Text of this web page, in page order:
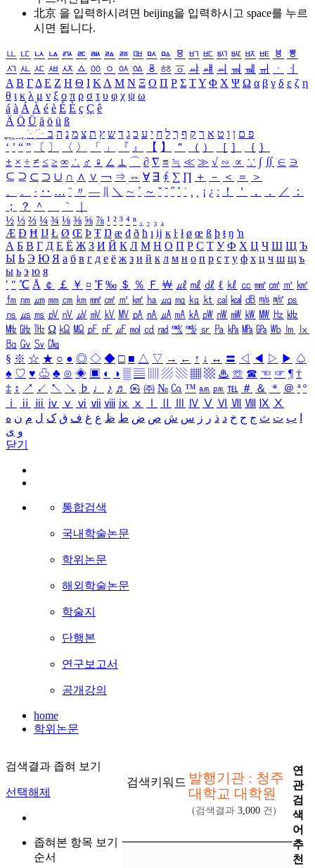
北京 을 입력하시려면 beijing을 입력하시고 space를 누르
시면 됩니다.
ㅥ ㅦ ㅧ ㅨ ㅩ ㅪ ㅫ ㅬ ㅭ ㅮ ㅯ ㅰ ㅱ ㅲ ㅳ ㅴ ㅵ ㅶ ㅷ ㅸ
ㅹ
ㅺ ㅻ ㅼ ㅽ ㅾ ㅿ ㆀ ㆁ ㆂ ㆃ ㆄ ㆅ ㆆ ㆇ ㆈ ㆉ ㆊ ㆋ ㆌ ㆍ
ㆎ
Α Β ΓΔ Ε Ζ Η Θ Ι ΚΛ Μ Ν Ξ Ο Π Ρ Σ ΤΥ Φ Χ Ψ Ω α β γ δ ε ζ η
θ ι κ λ μ ν ξ ο π ρ σ τ υ φ χ ψ ω
á à Á À é è É È ç Ç ê
Ä Ö Ü ä ö ü ß
ִֶֹ ֻּ ׁׂ פ ם ן ו ט א ר ק ף ך ל ח י ע כ ג ד ש ץ ת צ מ נ ה ב
‘ ’ “ ” 〔 〕 〈 〉 「 」 『 』 【 】 ＂ （ ） ［ ］ ｛ ｝
± × ÷ ≠ ≤ ≥ ∞ ∴ ♂ ♀ ∠ ⊥ ⌒ ∂ ∇ ≡ ≒ ≪ ≫ √ ∽ ∝ ∵ ∫ ∬ ∈ ∋
⊆ ⊇ ⊂ ⊃ ∪ ∩ ∧ ∨ ￢ ⇒ ⇔ ∀ ∃ ∮ ∑ ∏ ＋ － ＜ ＝
＞
、
。 · ‥ … ¨ 〃 ― ＼ ∼ ´ ～ ˇ ˘ ˝ ˚ ˙ ¸ ¡ ¿ ː ！ ＇ ， ． ／
：
；
？ ＾ ｀
½ ⅓ ⅔ ¼ ¾ ⅛ ⅜ ⅝ ⅞ ¹ ² ³ ⁴ ⁿ ₁ ₂ ₃ ₄
Æ Ð Ħ Ĳ Ł Ø Œ Þ Ŧ Ŋ æ đ ð ħ ı ĳ ĸ ŀ ł ø œ ß þ ŧ ŋ ŉ
А Б В Г Д Е Ё Ж З И Й К Л М Н О П Р С Т У Ф Х Ц Ч Ш Щ Ъ
Ы Ь Э Ю Я а б в г д е ё ж з и й к л м н о п р с т у ф х ц ч ш щ ъ
ы ь э ю я
′ ″ ℃ Å ￠ ￡ ￥ ¤ ℉ ‰ ＄ ％ Ｆ ￦ ㎕ ㎖ ㎗ ℓ ㎘ ㏄ ㎣ ㎤ ㎥ ㎦
㎙ ㎚ ㎛ ㎜ ㎝ ㎞ ㎟ ㎠ ㎡ ㎢ ㏊ ㎍ ㎎ ㎏ ㏏ ㎈ ㎉ ㏈ ㎧ ㎨ ㎰
㎱ ㎲ ㎳ ㎴ ㎵ ㎶ ㎷ ㎸ ㎹ ㎀ ㎁ ㎂ ㎃ ㎄ ㎺ ㎻ ㎽ ㎾ ㎿ ㎐ ㎑
㎒ ㎓ ㎔ Ω ㏀ ㏁ ㎊ ㎋ ㎌ ㏖ ㏅ ㎭ ㎮ ㎯ ㏛ ㎩ ㎪ ㎫ ㎬ ㏝ ㏐
㏓
㏃ ㏉ ㏜ ㏆
§ ※ ☆ ★ ○ ● ◎ ◇ ◆ □ ■ △ ▽ → ← ↑ ↓ ↔ 〓 ◁ ◀ ▷ ▶ ♤
♠ ♡ ♥ ♧ ♣ ⊙ ◈ ▣ ◐ ◑ ▒ ▤ ▨ ▧ ▦ ▩ ♨ ☏ ☎ ☜ ☞ ¶ †
‡ ↕ ↗ ↙ ↖ ↘ ♭ ♩ ♪ ♬ ㉿ ㈜ № ㏇ ™ ㏂ ㏘ ℡ ＃ ＆ ＊ ＠ ª º
ⅰ
ⅱ ⅲ ⅳ ⅴ ⅵ ⅶ ⅷ ⅸ ⅹ Ⅳ Ⅴ Ⅵ Ⅶ Ⅷ Ⅸ Ⅹ
ب ت ث ج ح خ د ذ ر ز س ش ص ض ط ظ ع غ ف ق ک ل م ن ه
و ی
닫기
통합검색
국내학술논문
학위논문
해외학술논문
학술지
단행본
연구보고서
공개강의
home
학위논문
검색결과 좁혀 보기
선택해제
좁혀본 항목 보기
순서
검색키워드 발행기관 : 청주
대학교 대학원
(검색결과 3,000 건)
연
관
검
색
어
추
천